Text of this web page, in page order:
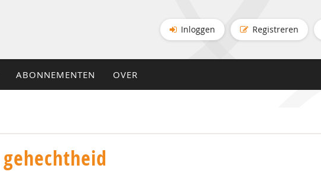
Inloggen Registreren
ABONNEMENTEN OVER